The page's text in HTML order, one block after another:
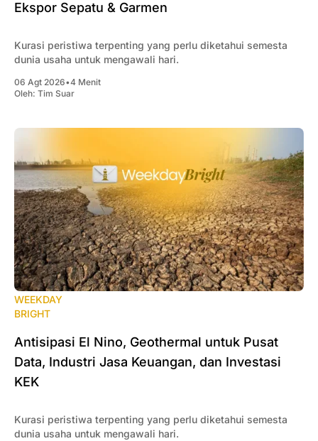
Ekspor Sepatu & Garmen
Kurasi peristiwa terpenting yang perlu diketahui semesta
dunia usaha untuk mengawali hari.
06 Agt 2026•4 Menit
Oleh: Tim Suar
WEEKDAY
BRIGHT
Antisipasi El Nino, Geothermal untuk Pusat
Data, Industri Jasa Keuangan, dan Investasi
KEK
Kurasi peristiwa terpenting yang perlu diketahui semesta
dunia usaha untuk mengawali hari.